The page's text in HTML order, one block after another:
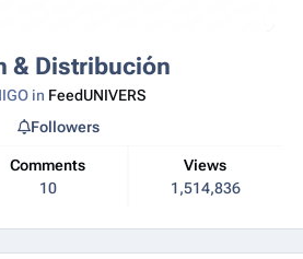
& Distribución
in FeedUNIVERS
Comments
10
Views
1,514,836
Followers